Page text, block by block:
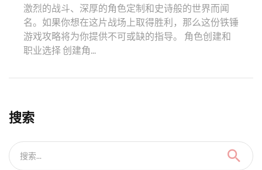
激烈的战斗、深厚的角色定制和史诗般的世界而闻
名。如果你想在这片战场上取得胜利，那么这份铁锤
游戏攻略将为你提供不可或缺的指导。 角色创建和
职业选择 创建角...
搜索
搜索...